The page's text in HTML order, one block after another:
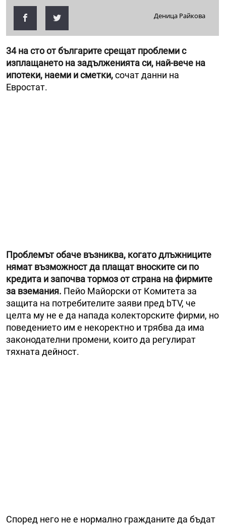
Деница Райкова
34 на сто от българите срещат проблеми с
изплащането на задълженията си, най-вече на
ипотеки, наеми и сметки,сочат данни на
Евростат.
Проблемът обаче възниква, когато длъжниците
нямат възможност да плащат вноските си по
кредита и започва тормоз от страна на фирмите
за вземания. Пейо Майорски от Комитета за
защита на потребителите заяви пред bTV, че
целта му не е да напада колекторските фирми, но
поведението им е некоректно и трябва да има
законодателни промени, които да регулират
тяхната дейност.
Според него не е нормално гражданите да бъдат